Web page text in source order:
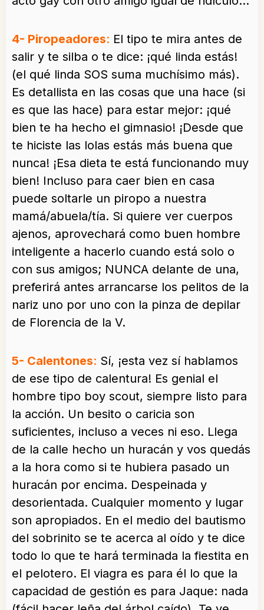
4- Piropeadores: El tipo te mira antes de
salir y te silba o te dice: ¡qué linda estás!
(el qué linda SOS suma muchísimo más).
Es detallista en las cosas que una hace (si
es que las hace) para estar mejor: ¡qué
bien te ha hecho el gimnasio! ¡Desde que
te hiciste las lolas estás más buena que
nunca! ¡Esa dieta te está funcionando muy
bien! Incluso para caer bien en casa
puede soltarle un piropo a nuestra
mamá/abuela/tía. Si quiere ver cuerpos
ajenos, aprovechará como buen hombre
inteligente a hacerlo cuando está solo o
con sus amigos; NUNCA delante de una,
preferirá antes arrancarse los pelitos de la
nariz uno por uno con la pinza de depilar
de Florencia de la V.
5- Calentones: Sí, ¡esta vez sí hablamos
de ese tipo de calentura! Es genial el
hombre tipo boy scout, siempre listo para
la acción. Un besito o caricia son
suficientes, incluso a veces ni eso. Llega
de la calle hecho un huracán y vos quedás
a la hora como si te hubiera pasado un
huracán por encima. Despeinada y
desorientada. Cualquier momento y lugar
son apropiados. En el medio del bautismo
del sobrinito se te acerca al oído y te dice
todo lo que te hará terminada la fiestita en
el pelotero. El viagra es para él lo que la
capacidad de gestión es para Jaque: nada